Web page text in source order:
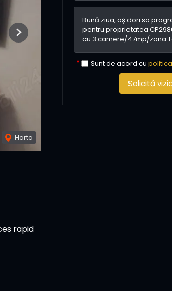
Harta
Next
rapid
Sunt de acord cu
Solicită